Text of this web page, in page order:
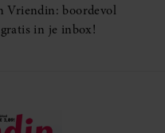
Vriendin: boordevol
in je inbox!